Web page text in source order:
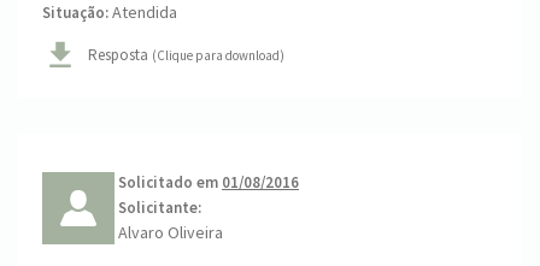
Situação:Atendida
Resposta (Clique para download)
Solicitado em 01/08/2016
Solicitante:
Alvaro Oliveira